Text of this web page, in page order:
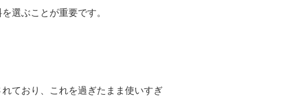
選ぶことが重要です。
ており、これを過ぎたまま使いすぎ